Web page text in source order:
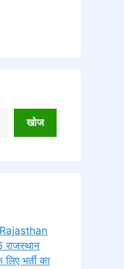
खोज
Rajasthan
भर्ती का